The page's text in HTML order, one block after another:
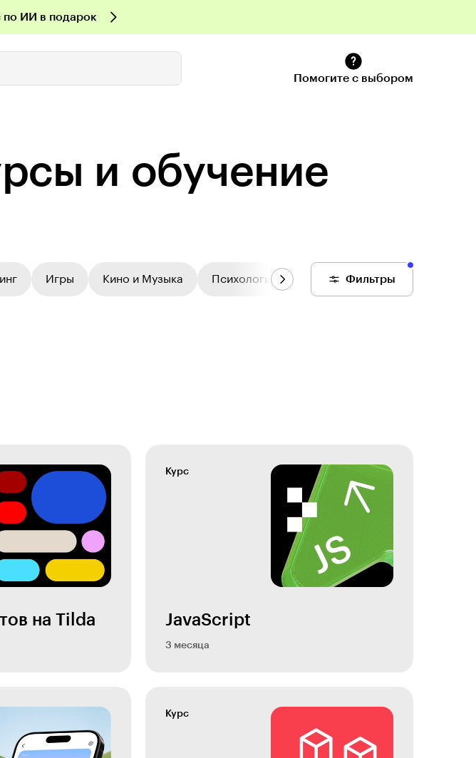
по ИИ в подарок
Помогите с выбором
и обучение
Фильтры
Игры Кино и Музыка Психология Цифровой колледж
на Tilda
Курс
JavaScript
3 месяца
Курс